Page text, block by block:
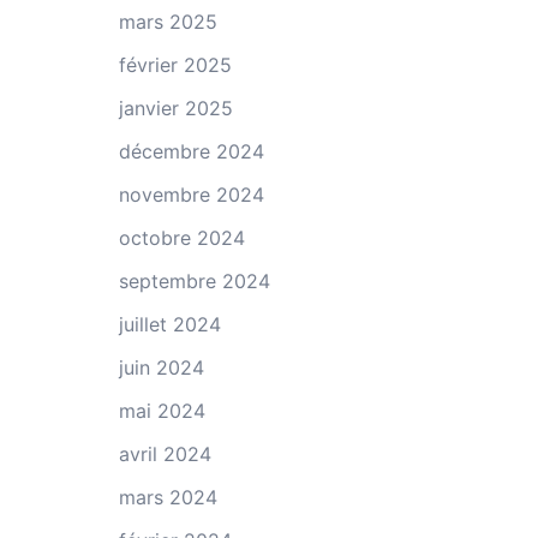
mars 2025
février 2025
janvier 2025
décembre 2024
novembre 2024
octobre 2024
septembre 2024
juillet 2024
juin 2024
mai 2024
avril 2024
mars 2024